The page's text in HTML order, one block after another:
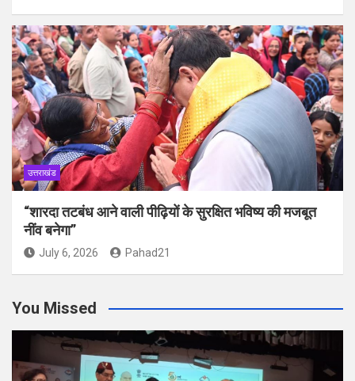
उत्तराखंड
“शारदा तटबंध आने वाली पीढ़ियों के सुरक्षित भविष्य की मजबूत
नींव बनेगा”
July 6, 2026 Pahad21
You Missed